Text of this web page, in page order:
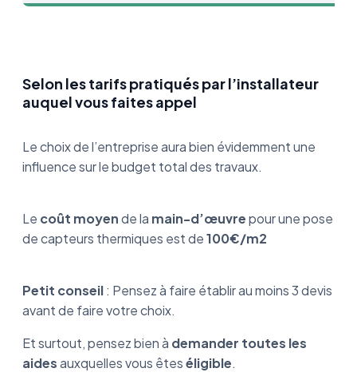
Selon les tarifs pratiqués par l’installateur
auquel vous faites appel
Le choix de l’entreprise aura bien évidemment une
influence sur le budget total des travaux.
Le coût moyende la main-d’œuvrepour une pose
de capteurs thermiques est de100€/m2
Petit conseil: Pensez à faire établir au moins 3 devis
avant de faire votre choix.
Et surtout, pensez bien à demander toutes les
aidesauxquelles vous êteséligible.